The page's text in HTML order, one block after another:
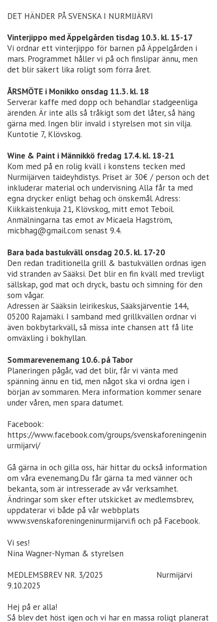
DET HÄNDER PÅ SVENSKA I NURMIJÄRVI
Vinterjippo med Äppelgården tisdag 10.3. kl. 15-17
Vi ordnar ett vinterjippo för barnen på Äppelgården i
mars. Programmet håller vi på och finslipar ännu, men
det blir säkert lika roligt som förra året.
ÅRSMÖTE i Monikko onsdag 11.3. kl. 18
Serverar kaffe med dopp och behandlar stadgeenliga
ärenden. Är inte alls så tråkigt som det låter, så häng
gärna med. Ingen blir invald i styrelsen mot sin vilja.
Kuntotie 7, Klövskog.
Wine & Paint i Männikkö fredag 17.4. kl. 18-21
Kom med på en rolig kväll i konstens tecken med
Nurmijärven taideyhdistys. Priset är 30€ / person och det
inkluderar material och undervisning. Alla får ta med
egna drycker enligt behag och önskemål. Adress:
Kiikkaistenkuja 21, Klövskog, mitt emot Teboil.
Anmälningarna tas emot av Micaela Hagström,
micbhag@gmail.com senast 9.4.
Bara bada bastukväll onsdag 20.5. kl. 17-20
Den redan traditionella grill & bastukvällen ordnas igen
vid stranden av Sääksi. Det blir en fin kväll med trevligt
sällskap, god mat och dryck, bastu och simning för den
som vågar.
Adressen är Sääksin leirikeskus, Sääksjärventie 144,
05200 Rajamäki. I samband med grillkvällen ordnar vi
även bokbytarkväll, så missa inte chansen att få lite
omväxling i bokhyllan.
Sommarevenemang 10.6. på Tabor
Planeringen pågår, vad det blir, får vi vänta med
spänning ännu en tid, men något ska vi ordna igen i
början av sommaren. Mera information kommer senare
under våren, men spara datumet.
Facebook:
https://www.facebook.com/groups/svenskaforeningenin
urmijarvi/
Gå gärna in och gilla oss, här hittar du också information
om våra evenemang.Du får gärna ta med vänner och
bekanta, som är intresserade av vår verksamhet.
Ändringar som sker efter utskicket av medlemsbrev,
uppdaterar vi både på vår webbplats
www.svenskaforeningeninurmijarvi.fi och på Facebook.
Vi ses!
Nina Wagner-Nyman & styrelsen
MEDLEMSBREV NR. 3/2025 Nurmijärvi
9.10.2025
Hej på er alla!
Så blev det höst igen och vi har en massa roligt planerat